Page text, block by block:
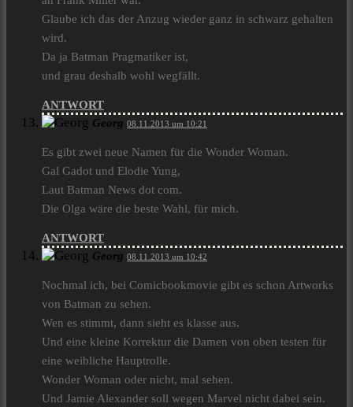
Glaube ich das der Anzug wieder ganz in schwarz gehalten
wird.
Da ja Batman Pragmatiker ist,
und grau deshalb wohl wegfällt.
ANTWORT
Georg 08.11.2013 um 10:21
Es gibt zwei neue Namen für die Wonder Woman.
Gal Gadot und Elodie Yung,
Laut Batman News dot com.
Die Olga wäre die beste Wahl, für mich.
ANTWORT
Georg 08.11.2013 um 10:42
Nochmal ich, bei Comicbookmovie gibt es schon Artworks
von Batman zu sehen.
Wen es stimmt, dann sieht es klasse aus.
Und eine kleine Korrektur die Damen von oben testen für
eine weibliche Hauptrolle.
Wonder Woman oder nicht, mal sehen.
Und Jamie Alexander soll wegen Marvel nicht dabei sein.